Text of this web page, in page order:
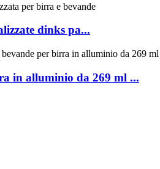
dinks pa...
in alluminio da 269 ml ...